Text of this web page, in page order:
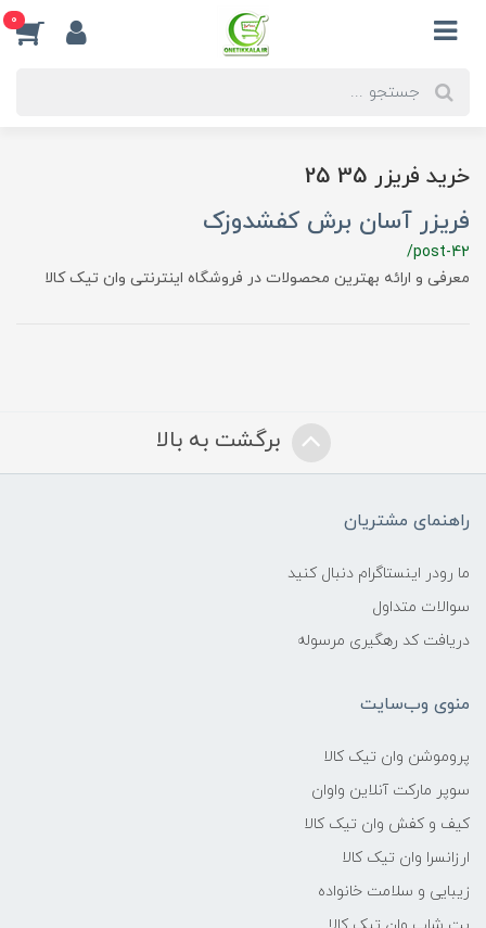
0
خرید فریزر 35 25
فریزر آسان برش کفشدوزک
/post-42
معرفی و ارائه بهترین محصولات در فروشگاه اینترنتی وان تیک کالا
برگشت به بالا
راهنمای مشتریان
ما رودر اینستاگرام دنبال کنید
سوالات متداول
دریافت کد رهگیری مرسوله
منوی وب‌سایت
پروموشن وان تیک کالا
سوپر مارکت آنلاین واوان
کیف و کفش وان تیک کالا
ارزانسرا وان تیک کالا
زیبایی و سلامت خانواده